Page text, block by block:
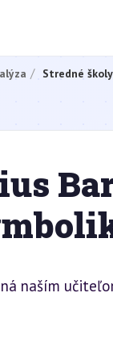
Stredné školy
naším